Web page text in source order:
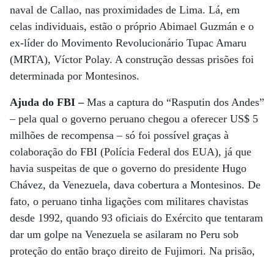
naval de Callao, nas proximidades de Lima. Lá, em
celas individuais, estão o próprio Abimael Guzmán e o
ex-líder do Movimento Revolucionário Tupac Amaru
(MRTA), Víctor Polay. A construção dessas prisões foi
determinada por Montesinos.
Ajuda do FBI – Mas a captura do “Rasputin dos Andes”
– pela qual o governo peruano chegou a oferecer US$ 5
milhões de recompensa – só foi possível graças à
colaboração do FBI (Polícia Federal dos EUA), já que
havia suspeitas de que o governo do presidente Hugo
Chávez, da Venezuela, dava cobertura a Montesinos. De
fato, o peruano tinha ligações com militares chavistas
desde 1992, quando 93 oficiais do Exército que tentaram
dar um golpe na Venezuela se asilaram no Peru sob
proteção do então braço direito de Fujimori. Na prisão,